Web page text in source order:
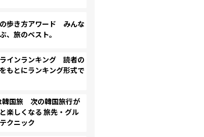
歩き方アワード みんな
、旅のベスト。
インランキング 読者の
もとにランキング形式で
国旅 次の韓国旅行が
楽しくなる 旅先・グル
クニック